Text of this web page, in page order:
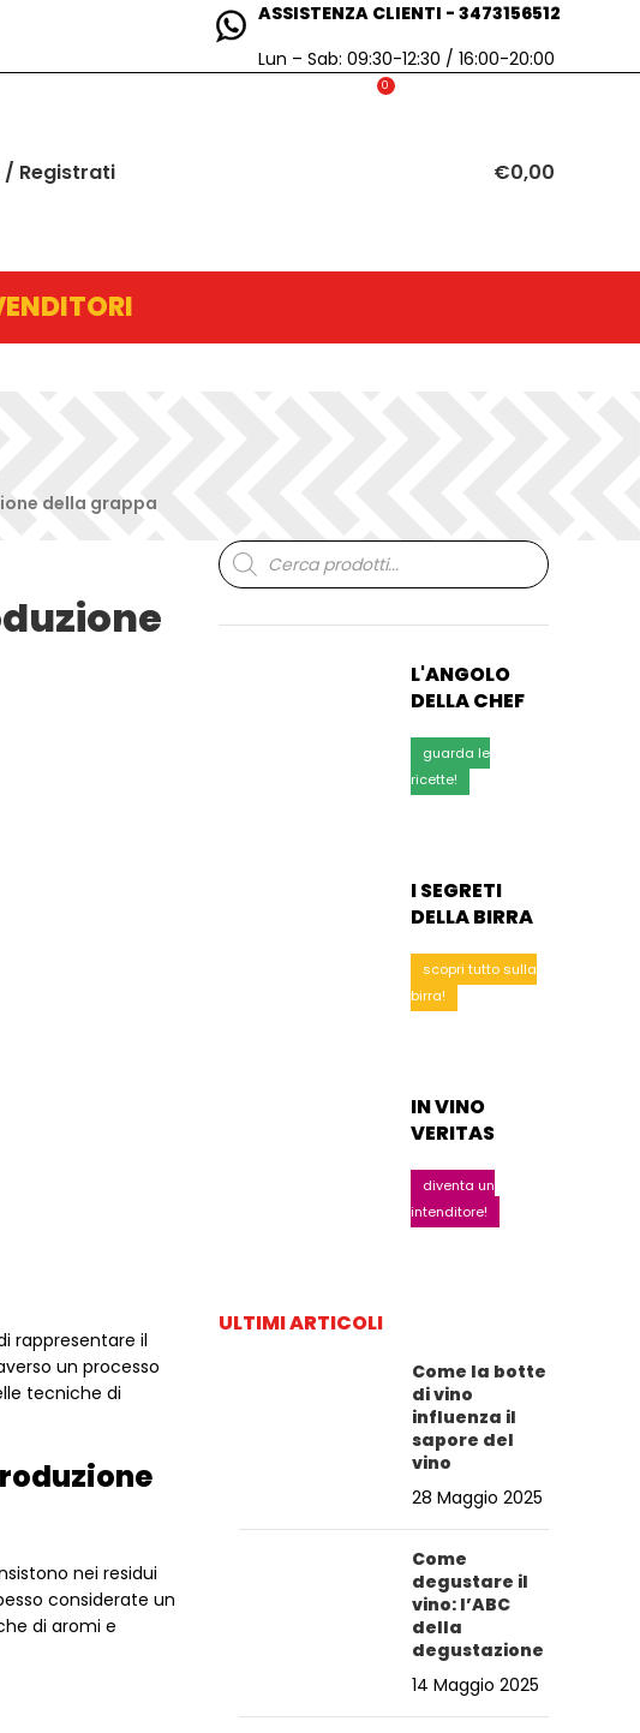
ASSISTENZA CLIENTI - 3473156512
Lun – Sab: 09:30-12:30 / 16:00-20:00
/ Registrati
0
€0,00
della grappa
rappresentare il
un processo
tecniche di
nei residui
considerate un
di aromi e
Ricerca
prodotti
L'ANGOLO
DELLA CHEF
guarda le
ricette!
I SEGRETI
DELLA BIRRA
scopri tutto sulla
birra!
IN VINO
VERITAS
diventa un
intenditore!
ULTIMI ARTICOLI
Come la botte
di vino
influenza il
sapore del
vino
28 Maggio 2025
Come
degustare il
vino: l’ABC
della
degustazione
14 Maggio 2025